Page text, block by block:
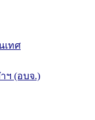
เทศ
ฯ (อบจ.)